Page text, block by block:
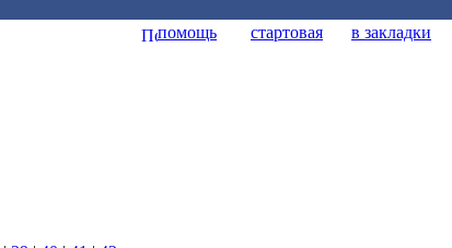
помощь стартовая
в закладки